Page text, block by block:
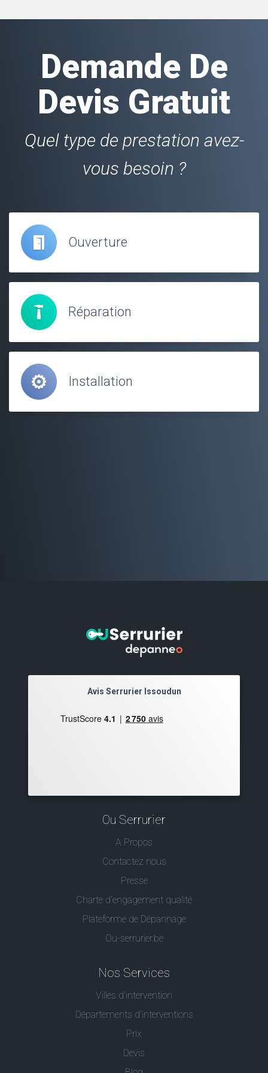
Demande De
Devis Gratuit
Quel type de prestation avez-
vous besoin ?
Ouverture
Réparation
Installation
Avis Serrurier Issoudun
Ou Serrurier
A Propos
Contactez nous
Presse
Charte d’engagement qualité
Plateforme de Dépannage
Ou-serrurier.be
Nos Services
Villes d'intervention
Départements d'interventions
Prix
Devis